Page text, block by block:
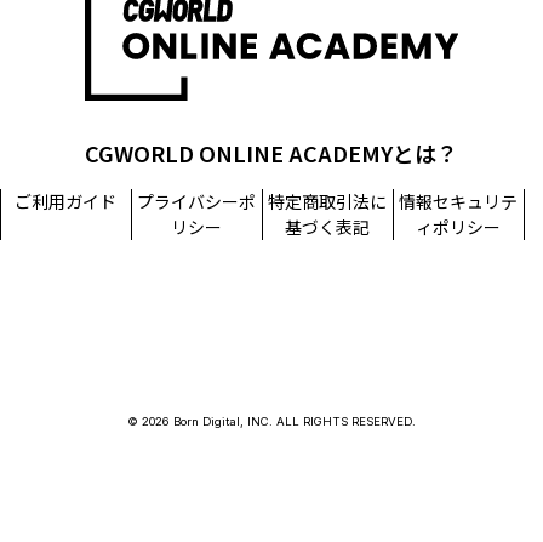
CGWORLD ONLINE ACADEMYとは？
ご利用ガイド
プライバシーポ
リシー
特定商取引法に
基づく表記
情報セキュリテ
ィポリシー
© 2026 Born Digital, INC. ALL RIGHTS RESERVED.